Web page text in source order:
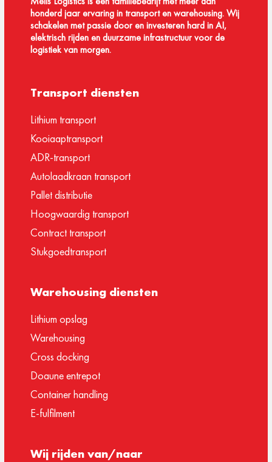
honderd jaar ervaring in transport en warehousing. Wij
schakelen met passie door en investeren hard in AI,
elektrisch rijden en duurzame infrastructuur voor de
logistiek van morgen.
Transport diensten
Lithium transport
Kooiaaptransport
ADR-transport
Autolaadkraan transport
Pallet distributie
Hoogwaardig transport
Contract transport
Stukgoedtransport
Warehousing diensten
Lithium opslag
Warehousing
Cross docking
Doaune entrepot
Container handling
E-fulfilment
Wij rijden van/naar